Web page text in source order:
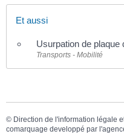
Et aussi
Usurpation de
Transports - Mobilité
© Direction de l'information légale
comarquage developpé par l'